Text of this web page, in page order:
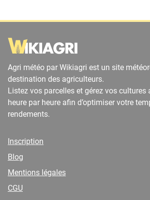
Agri météo par Wikiagri est un site
destination des agriculteurs.
Listez vos parcelles et gérez vos cultures
heure par heure afin d’optimiser votre
rendements.
Inscription
Blog
Mentions légales
CGU